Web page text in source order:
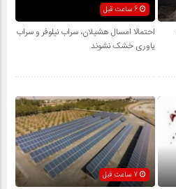
احتمالا امسال هشیلان، سراب نیلوفر و سراب
یاوری خشک نشوند